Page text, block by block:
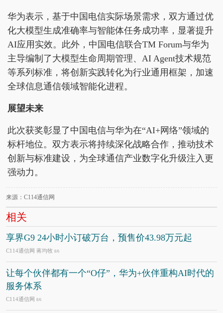
华为表示，基于中国电信实际场景需求，双方通过优
化大模型生成准确率与智能体任务成功率，显著提升
AI应用实效。此外，中国电信联合TM Forum与华为
主导编制了大模型生命周期管理、AI Agent技术规范
等系列标准，将创新实践转化为行业通用框架，加速
全球信息通信领域智能化进程。
展望未来
此次获奖彰显了中国电信与华为在“AI+网络”领域的
标杆地位。双方表示将持续深化战略合作，推动技术
创新与标准建设，为全球通信产业数字化升级注入更
强动力。
来源：C114通信网
相关
享界G9 24小时小订破万台，预售价43.98万元起
C114通信网 蒋均牧 8/6
让每个伙伴都有一个“O仔”，华为+伙伴重构AI时代的
服务体系
C114通信网 8/6